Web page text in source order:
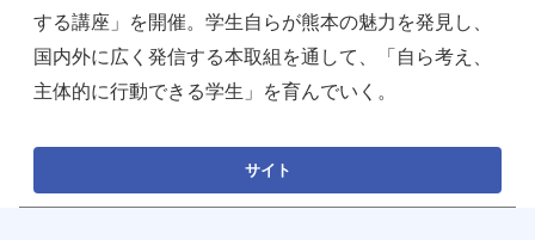
する講座」を開催。学生自らが熊本の魅力を発見し、
国内外に広く発信する本取組を通して、「自ら考え、
主体的に行動できる学生」を育んでいく。